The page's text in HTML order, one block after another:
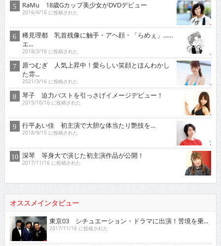
RaMu 18歳Gカップ美少女がDVDデビュー
2016/4/16 に投稿された
稀見理都 乳首残像に触手・アヘ顔・「らめぇ」……
エ...
2018/3/16 に投稿された
原つむぎ 人気上昇中！愛らしい笑顔とほんわかし
た雰...
2021/3/16 に投稿された
琴子 迫力バストを引っさげイメージデビュー！
2015/10/16 に投稿された
行平あい佳 初主演で大胆な体当たり艶技を…
2018/9/15 に投稿された
深琴 等身大で演じた初主演作品が公開！
2017/11/16 に投稿された
オススメインタビュー
東京03 シチュエーション・ドラマに出演！苦境を乗...
2017/11/16 に投稿された